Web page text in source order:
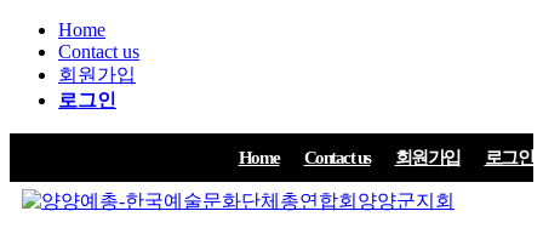
Home
Contact us
회원가입
로그인
Home Contact us 회원가입 로그인